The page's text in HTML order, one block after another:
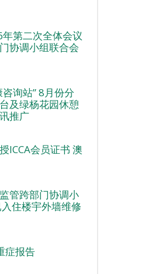
第二次全体会议
协调小组联合会
询站” 8月份分
及绿杨花园休憩
推广
ICCA会员证书 澳
管跨部门协调小
住楼宇外墙维修
症报告